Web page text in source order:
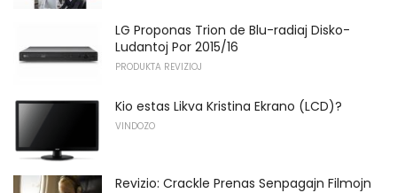
LG Proponas Trion de Blu-radiaj Disko-
Ludantoj Por 2015/16
PRODUKTA REVIZIOJ
Kio estas Likva Kristina Ekrano (LCD)?
VINDOZO
Revizio: Crackle Prenas Senpagajn Filmojn